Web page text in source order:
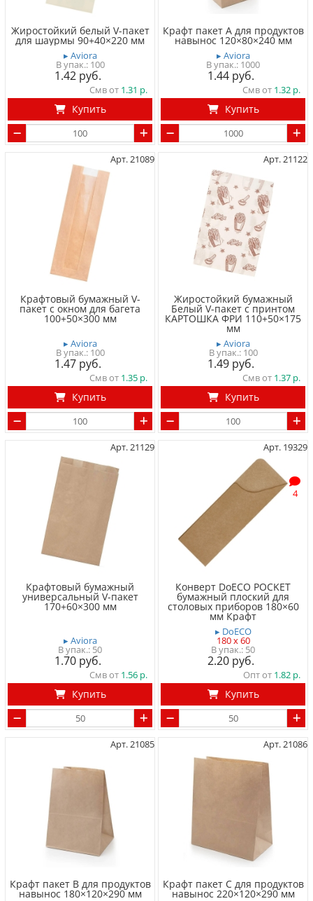
Жиростойкий белый V-пакет
для шаурмы 90+40×220 мм
▸ Aviora
100
1.42
Смв от 1.31
Купить
Крафт пакет A для продуктов
навынос 120×80×240 мм
▸ Aviora
1000
1.44
Смв от 1.32
Купить
Арт. 21089
Крафтовый бумажный V-
пакет с окном для багета
100+50×300 мм
▸ Aviora
100
1.47
Смв от 1.35
Купить
Арт. 21122
Жиростойкий бумажный
Белый V-пакет с принтом
КАРТОШКА ФРИ 110+50×175
мм
▸ Aviora
100
1.49
Смв от 1.37
Купить
Арт. 21129
Крафтовый бумажный
универсальный V-пакет
170+60×300 мм
▸ Aviora
50
1.70
Смв от 1.56
Купить
Арт. 19329
4
Конверт DoECO POCKET
бумажный плоский для
столовых приборов 180×60
мм Крафт
▸ DoECO
180 x 60
50
2.20
Опт от 1.82
Купить
Арт. 21085
Крафт пакет B для продуктов
навынос 180×120×290 мм
Арт. 21086
Крафт пакет C для продуктов
навынос 220×120×290 мм